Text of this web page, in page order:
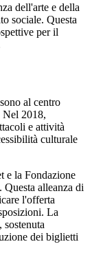
dell'arte e della
sociale. Questa
per il
sono al centro
2018,
e attività
culturale
e la Fondazione
alleanza di
l'offerta
La
sostenuta
dei biglietti